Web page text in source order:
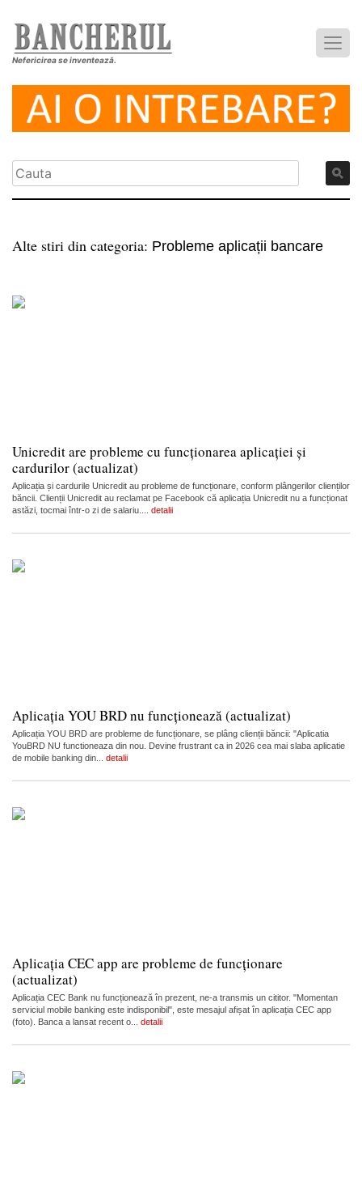
Nefericirea se inventează.
Alte stiri din categoria: Probleme aplicații bancare
Unicredit are probleme cu funcționarea aplicației și
cardurilor (actualizat)
Aplicația și cardurile Unicredit au probleme de funcționare, conform plângerilor clienților
băncii. Clienții Unicredit au reclamat pe Facebook că aplicația Unicredit nu a funcționat
astăzi, tocmai într-o zi de salariu.... detalii
Aplicația YOU BRD nu funcționează (actualizat)
Aplicația YOU BRD are probleme de funcționare, se plâng clienții băncii: "Aplicatia
YouBRD NU functioneaza din nou. Devine frustrant ca in 2026 cea mai slaba aplicatie
de mobile banking din... detalii
Aplicația CEC app are probleme de funcționare
(actualizat)
Aplicația CEC Bank nu funcționează în prezent, ne-a transmis un cititor. "Momentan
serviciul mobile banking este indisponibil", este mesajul afișat în aplicația CEC app
(foto). Banca a lansat recent o... detalii